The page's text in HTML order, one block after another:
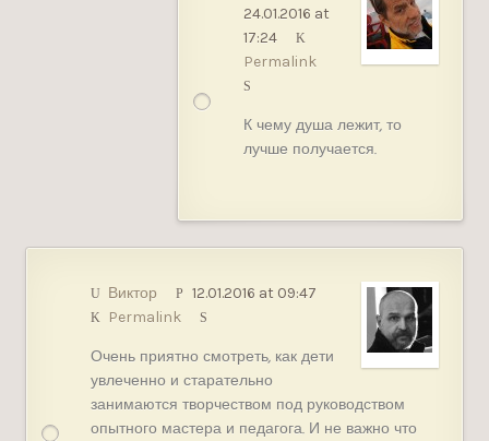
24.01.2016 at
17:24
Permalink
К чему душа лежит, то
лучше получается.
Виктор
12.01.2016 at 09:47
Permalink
Очень приятно смотреть, как дети
увлеченно и старательно
занимаются творчеством под руководством
опытного мастера и педагога. И не важно что